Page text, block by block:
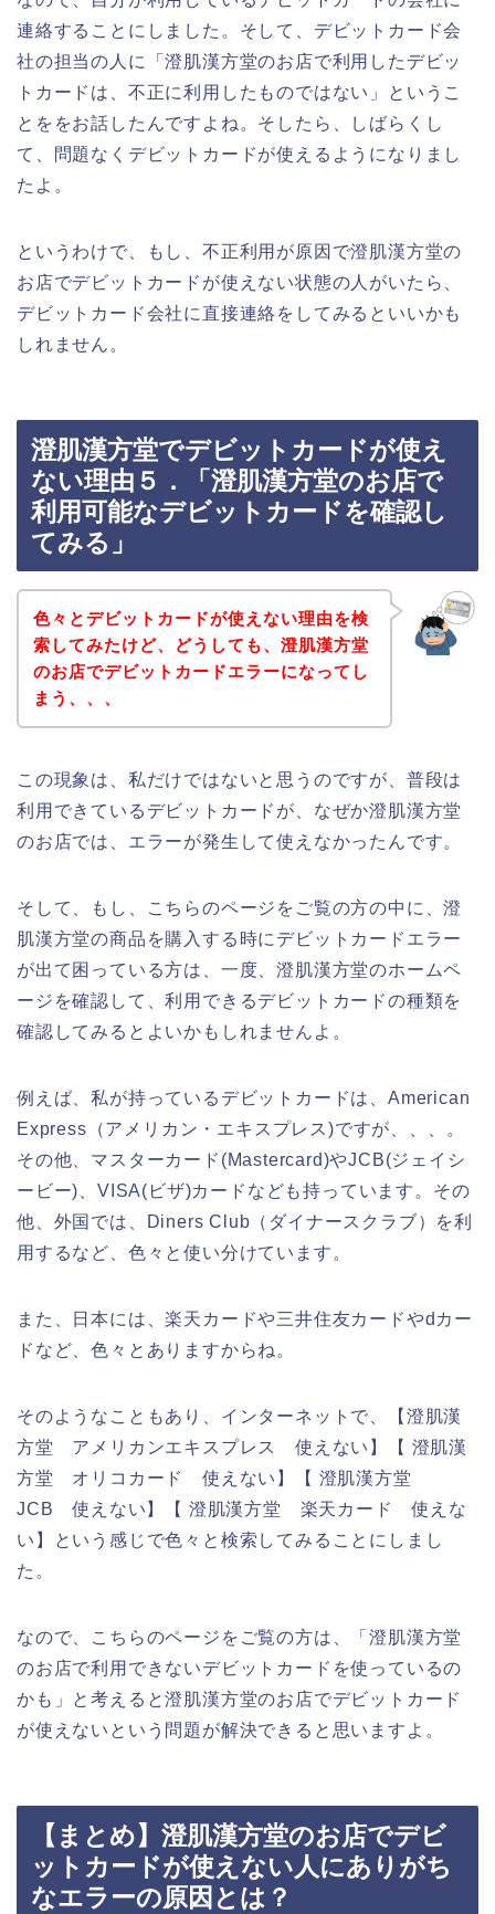
連絡することにしました。そして、デビットカード会
社の担当の人に「澄肌漢方堂のお店で利用したデビッ
トカードは、不正に利用したものではない」というこ
とををお話したんですよね。そしたら、しばらくし
て、問題なくデビットカードが使えるようになりまし
たよ。
というわけで、もし、不正利用が原因で澄肌漢方堂の
お店でデビットカードが使えない状態の人がいたら、
デビットカード会社に直接連絡をしてみるといいかも
しれません。
澄肌漢方堂でデビットカードが使え
ない理由５．「澄肌漢方堂のお店で
利用可能なデビットカードを確認し
てみる」
色々とデビットカードが使えない理由を検
索してみたけど、どうしても、澄肌漢方堂
のお店でデビットカードエラーになってし
まう、、、
この現象は、私だけではないと思うのですが、普段は
利用できているデビットカードが、なぜか澄肌漢方堂
のお店では、エラーが発生して使えなかったんです。
そして、もし、こちらのページをご覧の方の中に、澄
肌漢方堂の商品を購入する時にデビットカードエラー
が出て困っている方は、一度、澄肌漢方堂のホームペ
ージを確認して、利用できるデビットカードの種類を
確認してみるとよいかもしれませんよ。
例えば、私が持っているデビットカードは、American
Express（アメリカン・エキスプレス)ですが、、、。
その他、マスターカード(Mastercard)やJCB(ジェイシ
ービー)、VISA(ビザ)カードなども持っています。その
他、外国では、Diners Club（ダイナースクラブ）を利
用するなど、色々と使い分けています。
また、日本には、楽天カードや三井住友カードやdカー
ドなど、色々とありますからね。
そのようなこともあり、インターネットで、【澄肌漢
方堂 アメリカンエキスプレス 使えない】【 澄肌漢
方堂 オリコカード 使えない】【 澄肌漢方堂
JCB 使えない】【 澄肌漢方堂 楽天カード 使えな
い】という感じで色々と検索してみることにしまし
た。
なので、こちらのページをご覧の方は、「澄肌漢方堂
のお店で利用できないデビットカードを使っているの
かも」と考えると澄肌漢方堂のお店でデビットカード
が使えないという問題が解決できると思いますよ。
【まとめ】澄肌漢方堂のお店でデビ
ットカードが使えない人にありがち
なエラーの原因とは？